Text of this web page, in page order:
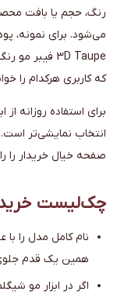
رنگ، حجم یا بافت
که کاربری هرکدام را
برای استفاده روزانه
انتخاب نمایشی‌تر
صفحه خیال خریدار را
چک‌لیست خرید
نام کامل مدل را
همین یک قدم جلوی
اگر در ابزار مو